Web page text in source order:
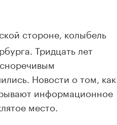
стороне, колыбель
Тридцать лет
Новости о том, как
информационное
место.